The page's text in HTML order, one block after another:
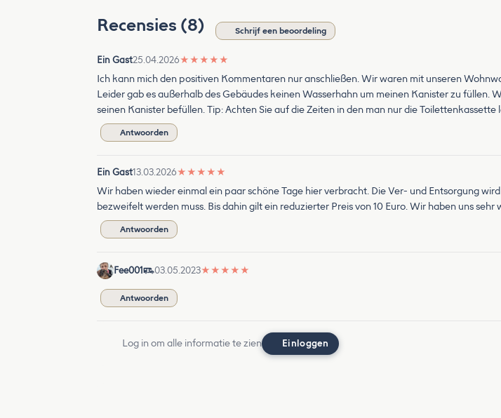
Recensies (8) Schrijf een beoordeling
Ein Gast25.04.2026★ ★ ★ ★ ★
Ich kann mich den positiven Kommentaren nur anschließen. Wir waren mit unseren
Leider gab es außerhalb des Gebäudes keinen Wasserhahn um meinen Kanister zu
seinen Kanister befüllen. Tip: Achten Sie auf die Zeiten in den man nur die
Antwoorden
Ein Gast13.03.2026★ ★ ★ ★ ★
Wir haben wieder einmal ein paar schöne Tage hier verbracht. Die Ver- und Entsorgung
bezweifelt werden muss. Bis dahin gilt ein reduzierter Preis von 10 Euro. Wir haben uns
Antwoorden
Fee001 03.05.2023★ ★ ★ ★ ★
Antwoorden
Log in om alle informatie te zien Einloggen